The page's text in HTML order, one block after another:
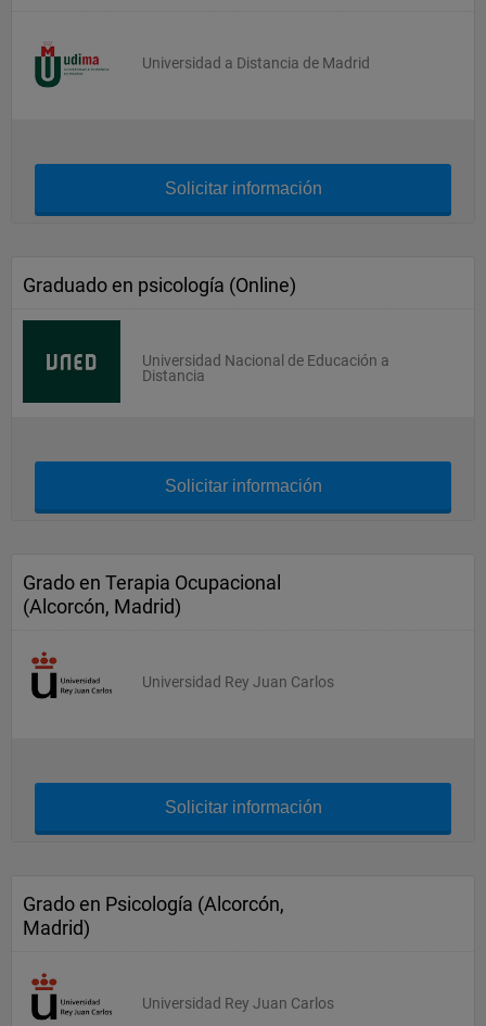
Universidad a Distancia de Madrid
Solicitar información
Graduado en psicología (Online)
Universidad Nacional de Educación a
Distancia
Solicitar información
Grado en Terapia Ocupacional
(Alcorcón, Madrid)
Universidad Rey Juan Carlos
Solicitar información
Grado en Psicología (Alcorcón,
Madrid)
Universidad Rey Juan Carlos